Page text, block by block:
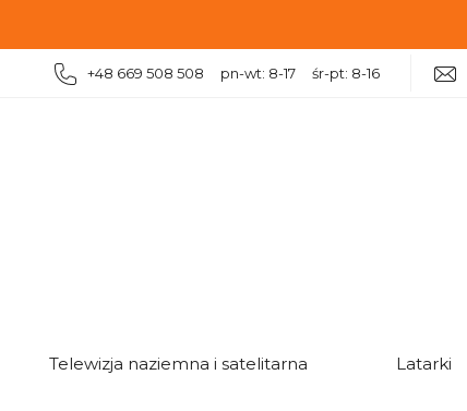
+48 669 508 508 pn-wt: 8-17 śr-pt: 8-16
Telewizja naziemna i satelitarna Latarki